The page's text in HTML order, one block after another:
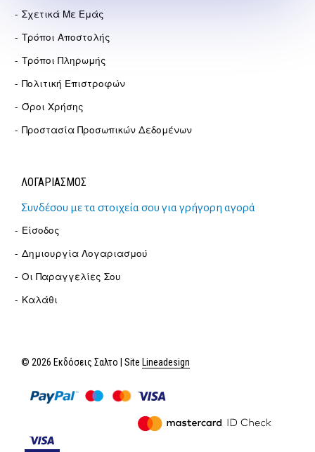
Σχετικά Με Εμάς
Τρόποι Αποστολής
Τρόποι Πληρωμής
Πολιτική Επιστροφών
Όροι Χρήσης
Προστασία Προσωπικών Δεδομένων
ΛΟΓΑΡΙΑΣΜΟΣ
Συνδέσου με τα στοιχεία σου για γρήγορη αγορά
Είσοδος
Δημιουργία Λογαριασμού
Οι Παραγγελίες Σου
Καλάθι
© 2026 Εκδόσεις Σαλτο | Site Lineadesign